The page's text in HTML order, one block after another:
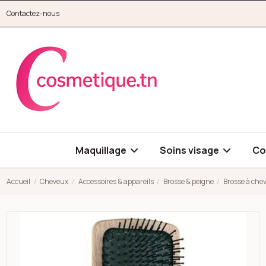
Contactez-nous
Maquillage Soins visage
Accueil Cheveux Accessoires & appareils Brosse & peigne Brosse à
Open high resolution image of Brosse à cheveux